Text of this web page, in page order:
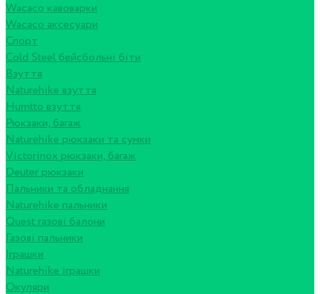
Wacaco кавоварки
Wacaco аксесуари
Спорт
Cold Steel бейсбольні біти
Взуття
Naturehike взуття
Humtto взуття
Рюкзаки, багаж
Naturehike рюкзаки та сумки
Victorinox рюкзаки, багаж
Deuter рюкзаки
Пальники та обладнання
Naturehike пальники
Quest газові балони
Газові пальники
Іграшки
Naturehike іграшки
Окуляри